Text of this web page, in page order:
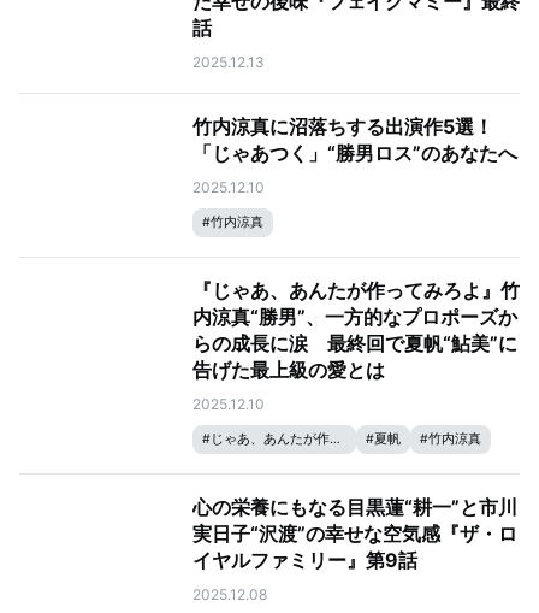
話
2025.12.13
竹内涼真に沼落ちする出演作5選！
「じゃあつく」“勝男ロス”のあなたへ
2025.12.10
#竹内涼真
『じゃあ、あんたが作ってみろよ』竹
内涼真“勝男”、一方的なプロポーズか
らの成長に涙 最終回で夏帆“鮎美”に
告げた最上級の愛とは
2025.12.10
#じゃあ、あんたが作ってみろよ #夏帆 #竹内涼真
心の栄養にもなる目黒蓮“耕一”と市川
実日子“沢渡”の幸せな空気感『ザ・ロ
イヤルファミリー』第9話
2025.12.08